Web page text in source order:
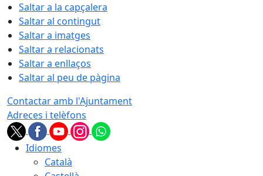
Saltar a la capçalera
Saltar al contingut
Saltar a imatges
Saltar a relacionats
Saltar a enllaços
Saltar al peu de pàgina
Contactar amb l'Ajuntament
Adreces i telèfons
Idiomes
Català